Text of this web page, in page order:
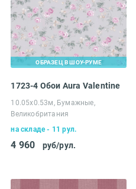
ОБРАЗЕЦ В ШОУ-РУМЕ
1723-4 Обои Aura Valentine
10.05х0.53м, Бумажные,
Великобритания
на складе - 11 рул.
4 960 руб/рул.